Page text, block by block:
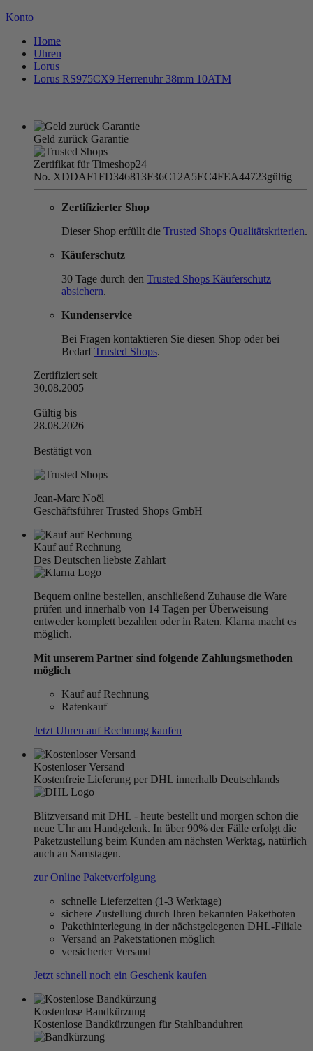
Konto
Home
Uhren
Lorus
Lorus RS975CX9 Herrenuhr 38mm 10ATM
Geld zurück Garantie
Zertifikat für Timeshop24
No. XDDAF1FD346813F36C12A5EC4FEA44723gültig
Zertifizierter Shop
Dieser Shop erfüllt die Trusted Shops Qualitätskriterien.
Käuferschutz
30 Tage durch den Trusted Shops Käuferschutz
absichern.
Kundenservice
Bei Fragen kontaktieren Sie diesen Shop oder bei
BedarfTrusted Shops.
Zertifiziert seit
30.08.2005
Gültig bis
28.08.2026
Bestätigt von
Jean-Marc Noël
Geschäftsführer Trusted Shops GmbH
Kauf auf Rechnung
Des Deutschen liebste Zahlart
Bequem online bestellen, anschließend Zuhause die Ware
prüfen und innerhalb von 14 Tagen per Überweisung
entweder komplett bezahlen oder in Raten. Klarna macht es
möglich.
Mit unserem Partner sind folgende Zahlungsmethoden
möglich
Kauf auf Rechnung
Ratenkauf
Jetzt Uhren auf Rechnung kaufen
Kostenloser Versand
Kostenfreie Lieferung per DHL innerhalb Deutschlands
Blitzversand mit DHL - heute bestellt und morgen schon die
neue Uhr am Handgelenk. In über 90% der Fälle erfolgt die
Paketzustellung beim Kunden am nächsten Werktag, natürlich
auch an Samstagen.
zur Online Paketverfolgung
schnelle Lieferzeiten (1-3 Werktage)
sichere Zustellung durch Ihren bekannten Paketboten
Pakethinterlegung in der nächstgelegenen DHL-Filiale
Versand an Paketstationen möglich
versicherter Versand
Jetzt schnell noch ein Geschenk kaufen
Kostenlose Bandkürzung
Kostenlose Bandkürzungen für Stahlbanduhren